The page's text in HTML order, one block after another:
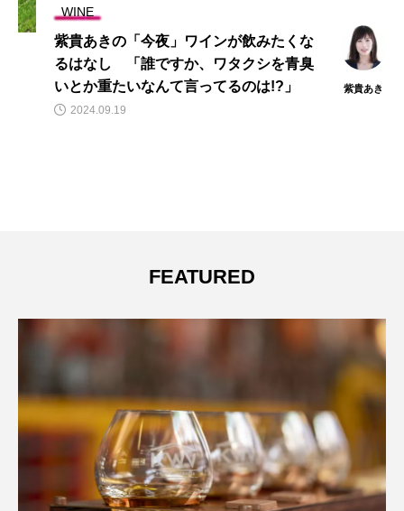
WINE
紫貴あきの「今夜」ワインが飲みたくな
るはなし 「誰ですか、ワタクシを青臭
いとか重たいなんて言ってるのは!?」
紫貴あき
2024.09.19
FEATURED